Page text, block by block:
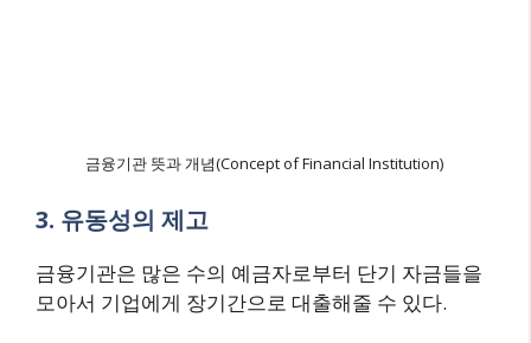
금융기관 뜻과 개념(Concept of Financial Institution)
3. 유동성의 제고
금융기관은 많은 수의 예금자로부터 단기 자금들을
모아서 기업에게 장기간으로 대출해줄 수 있다.